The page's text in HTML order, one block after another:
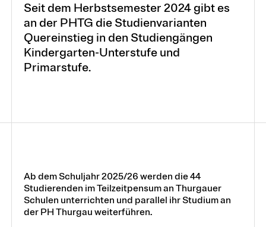
Seit dem Herbstsemester 2024 gibt es
an der PHTG die Studienvarianten
Quereinstieg in den Studiengängen
Kindergarten-Unterstufe und
Primarstufe.
Ab dem Schuljahr 2025/26 werden die 44
Studierenden im Teilzeitpensum an Thurgauer
Schulen unterrichten und parallel ihr Studium an
der PH Thurgau weiterführen.